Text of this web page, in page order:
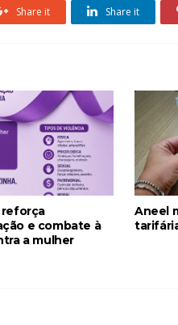
Share it Share it
reforça
e combate à
a mulher
Aneel